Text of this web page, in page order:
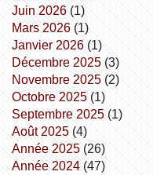
juin 2026(1)
mars 2026(1)
janvier 2026(1)
décembre 2025(3)
novembre 2025(2)
octobre 2025(1)
septembre 2025(1)
août 2025(4)
année 2025(26)
année 2024(47)